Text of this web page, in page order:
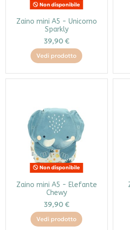
Non disponibile
Zaino mini A5 - Unicorno
Sparkly
39,90 €
Vedi prodotto
Non disponibile
Zaino mini A5 - Elefante
Chewy
39,90 €
Vedi prodotto